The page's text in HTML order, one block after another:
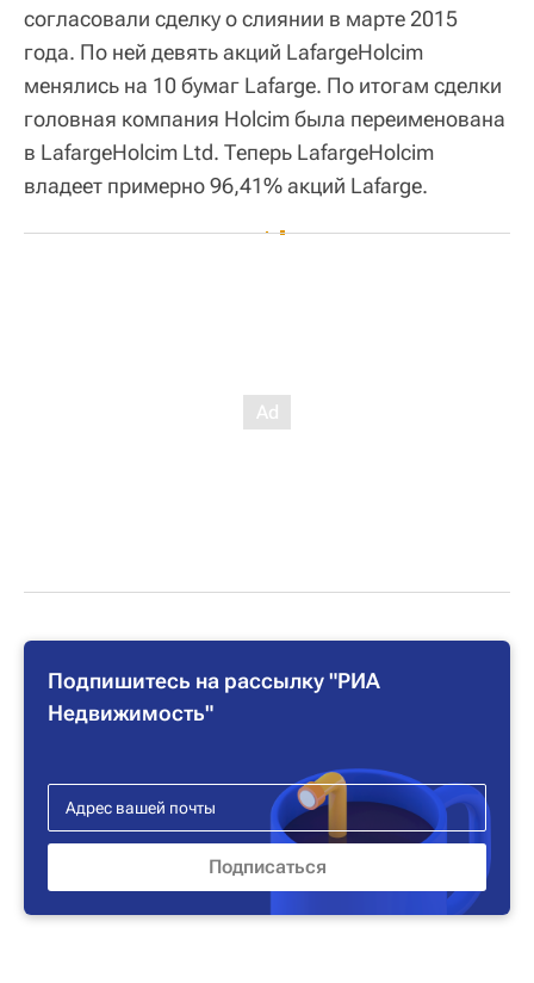
согласовали сделку о слиянии в марте 2015
года. По ней девять акций LafargeHolcim
менялись на 10 бумаг Lafarge. По итогам сделки
головная компания Holcim была переименована
в LafargeHolcim Ltd. Теперь LafargeHolcim
владеет примерно 96,41% акций Lafarge.
Подпишитесь на рассылку "РИА
Недвижимость"